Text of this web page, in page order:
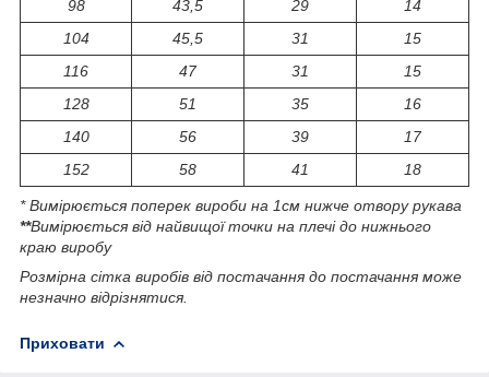
98 43,5 29
14
104
45,5 31
15
116
47 31
15
128
51 35
16
140
56 39
17
152
58 41 18
* Вимірюється поперек вироби на 1см нижче отвору рукава
**Вимірюється від найвищої точки на плечі до нижнього
краю виробу
Розмірна сітка виробів від постачання до постачання може
незначно відрізнятися.
Приховати